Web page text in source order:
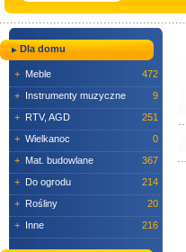
Dla domu
+ Meble
472
+ Instrumenty muzyczne
9
+ RTV, AGD
251
+ Wielkanoc
0
+ Mat. budowlane
367
+ Do ogrodu
214
+ Rośliny
20
+ Inne 216